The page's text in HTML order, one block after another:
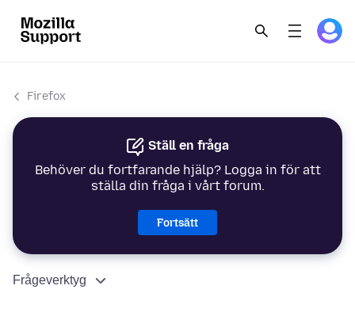
Firefox
Ställ en fråga
Behöver du fortfarande hjälp? Logga in för att
ställa din fråga i vårt forum.
Fortsätt
Frågeverktyg